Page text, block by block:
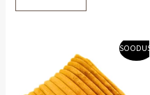
SOODUS!
oli:
13,20 €.
hind
on:
11,88 €.